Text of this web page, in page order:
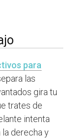
para
las
gira tu
trates de
intenta
derecha y